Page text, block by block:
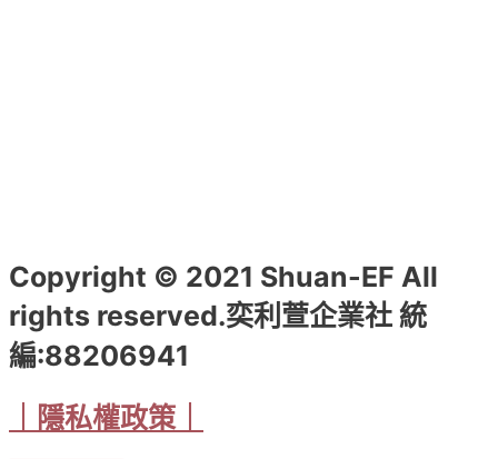
Copyright © 2021 Shuan-EF All
rights reserved.奕利萱企業社 統
編:88206941
｜隱私權政策｜